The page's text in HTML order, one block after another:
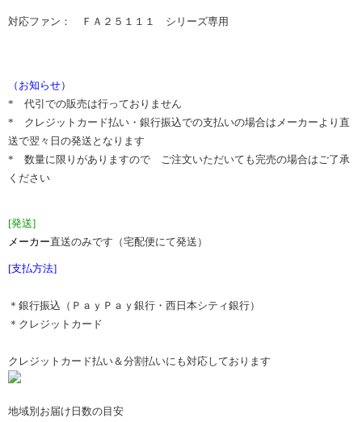
対応ファン： ＦＡ２５１１１ シリーズ専用
（お知らせ）
* 代引での販売は行っておりません
* クレジットカード払い・銀行振込での支払いの場合はメーカーより直
送で翌々日の発送となります
* 数量に限りがありますので ご注文いただいても完売の場合はご了承
ください
[発送]
メーカー直送のみです（宅配便にて発送）
[支払方法]
＊銀行振込（ＰａｙＰａｙ銀行・西日本シティ銀行）
＊クレジットカード
クレジットカード払い＆分割払いにも対応しております
地域別お届け日数の目安